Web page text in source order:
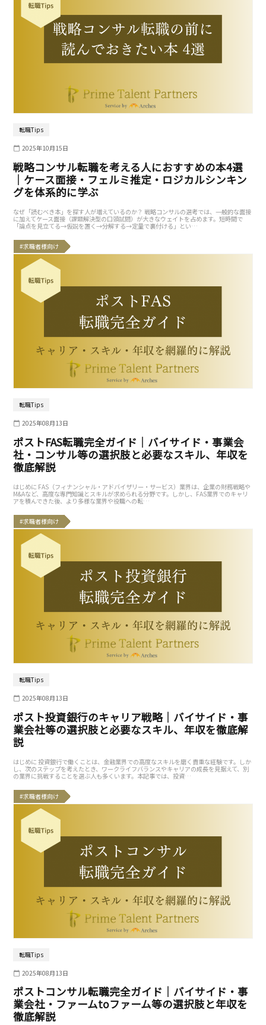
転職Tips
2025年10月15日
戦略コンサル転職を考える人におすすめの本4選
｜ケース面接・フェルミ推定・ロジカルシンキン
グを体系的に学ぶ
なぜ「読むべき本」を探す人が増えているのか？ 戦略コンサルの選考では、一般的な面接
に加えてケース面接（課題解決型の口頭試問）が大きなウェイトを占めます。短時間で
「論点を見立てる→仮説を置く→分解する→定量で裏付ける」とい…
#求職者様向け
転職Tips
2025年08月13日
ポストFAS転職完全ガイド｜バイサイド・事業会
社・コンサル等の選択肢と必要なスキル、年収を
徹底解説
はじめに FAS（フィナンシャル・アドバイザリー・サービス）業界は、企業の財務戦略や
M&Aなど、高度な専門知識とスキルが求められる分野です。しかし、FAS業界でのキャリ
アを積んできた後、より多様な業界や役職への転…
#求職者様向け
転職Tips
2025年08月13日
ポスト投資銀行のキャリア戦略｜バイサイド・事
業会社等の選択肢と必要なスキル、年収を徹底解
説
はじめに 投資銀行で働くことは、金融業界での高度なスキルを磨く貴重な経験です。しか
し、次のステップを考えたとき、ワークライフバランスやキャリアの成長を見据えて、別
の業界に挑戦することを選ぶ人も多くいます。本記事では、投資…
#求職者様向け
転職Tips
2025年08月13日
ポストコンサル転職完全ガイド｜バイサイド・事
業会社・ファームtoファーム等の選択肢と年収を
徹底解説